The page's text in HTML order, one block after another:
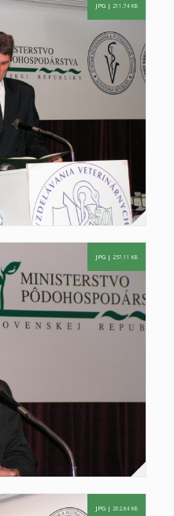
JPG | 211.74 KB
JPG | 257.11 KB
JPG | 202.84 KB